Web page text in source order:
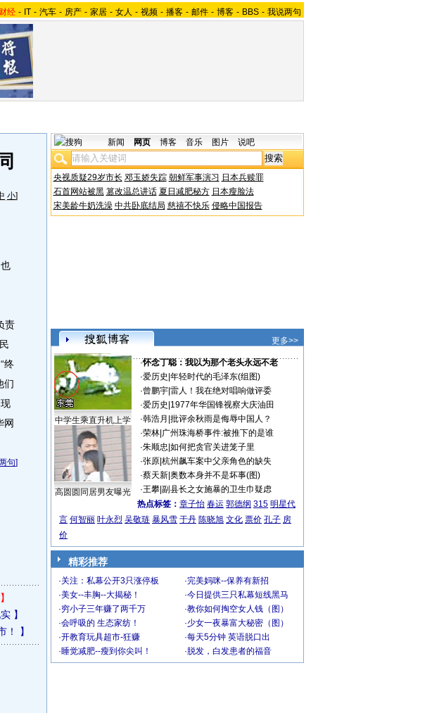
财经 - IT - 汽车 - 房产 - 家居 - 女人 - 视频 - 播客 - 邮件 - 博客 - BBS - 我说两句
小]
责
终
们
网
句]
】
】
！ 】
新闻 网页 博客 音乐 图片 说吧
央视质疑29岁市长 邓玉娇失踪 朝鲜军事演习 日本兵赎罪
石首网站被黑 篡改温总讲话 夏日减肥秘方 日本瘦脸法
宋美龄牛奶洗澡 中共卧底结局 慈禧不快乐 侵略中国报告
更多>>
中学生乘直升机上学
高圆圆同居男友曝光
·怀念丁聪：我以为那个老头永远不老
·爱历史 年轻时代的毛泽东(组图)
·曾鹏宇| 雷人！我在绝对唱响做评委
·爱历史 1977年华国锋视察大庆油田
·韩浩月 批评余秋雨是侮辱中国人？
·荣林| 广州珠海桥事件:被推下的是谁
·朱顺忠 如何把贪官关进笼子里
·张原| 杭州飙车案中父亲角色的缺失
·蔡天新| 奥数本身并不是坏事(图)
·王攀| 副县长之女施暴的卫生巾疑虑
热点标签： 章子怡 春运 郭德纲 315 明星代
言 何智丽 叶永烈 吴敬琏 暴风雪 于丹 陈晓旭 文化 票价 孔子 房
价
精彩推荐
·关注：私幕公开3只涨停板 ·完美妈咪--保养有新招
·美女--丰胸--大揭秘！ ·今日提供三只私幕短线黑马
·穷小子三年赚了两千万 ·教你如何掏空女人钱（图）
·会呼吸的 生态家纺！ ·少女一夜暴富大秘密（图）
·开教育玩具超市-狂赚 ·每天5分钟 英语脱口出
·睡觉减肥--瘦到你尖叫！ · 脱发，白发患者的福音